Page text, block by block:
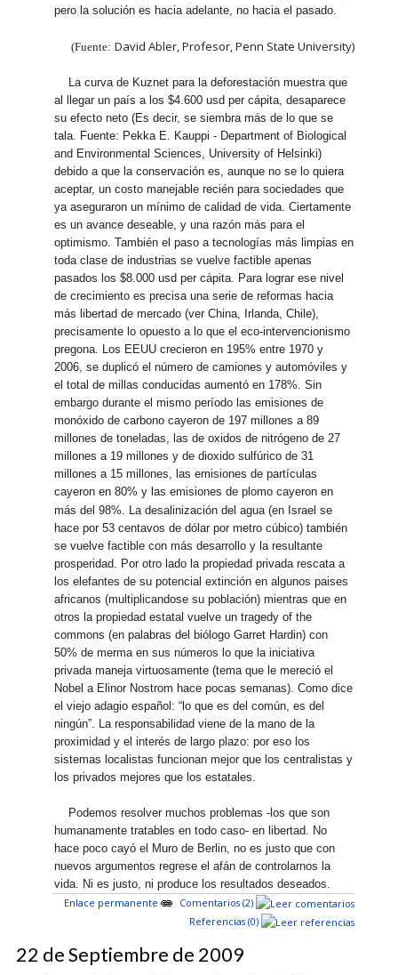
pero la solución es hacia adelante, no hacia el pasado.
(Fuente: David Abler, Profesor, Penn State University)
La curva de Kuznet para la deforestación muestra que
al llegar un país a los $4.600 usd per cápita, desaparece
su efecto neto (Es decir, se siembra más de lo que se
tala. Fuente: Pekka E. Kauppi - Department of Biological
and Environmental Sciences, University of Helsinki)
debido a que la conservación es, aunque no se lo quiera
aceptar, un costo manejable recién para sociedades que
ya aseguraron un mínimo de calidad de vida. Ciertamente
es un avance deseable, y una razón más para el
optimismo. También el paso a tecnologías más limpias en
toda clase de industrias se vuelve factible apenas
pasados los $8.000 usd per cápita. Para lograr ese nivel
de crecimiento es precisa una serie de reformas hacia
más libertad de mercado (ver China, Irlanda, Chile),
precisamente lo opuesto a lo que el eco-intervencionismo
pregona. Los EEUU crecieron en 195% entre 1970 y
2006, se duplicó el número de camiones y automóviles y
el total de millas conducidas aumentó en 178%. Sin
embargo durante el mismo período las emisiones de
monóxido de carbono cayeron de 197 millones a 89
millones de toneladas, las de oxidos de nitrógeno de 27
millones a 19 millones y de dioxido sulfúrico de 31
millones a 15 millones, las emisiones de partículas
cayeron en 80% y las emisiones de plomo cayeron en
más del 98%.
La desalinización del agua (en Israel se
hace por 53 centavos de dólar por metro cúbico) también
se vuelve factible con más desarrollo y la resultante
prosperidad. Por otro lado la propiedad privada rescata a
los elefantes de su potencial extinción en algunos paises
africanos (multiplicandose su población) mientras que en
otros la propiedad estatal vuelve un tragedy of the
commons (en palabras del biólogo Garret Hardin) con
50% de merma en sus números lo que la iniciativa
privada maneja virtuosamente (tema que le mereció el
Nobel a Elinor Nostrom hace pocas semanas). Como dice
el viejo adagio español: “lo que es del común, es del
ningún”. La responsabilidad viene de la mano de la
proximidad y el interés de largo plazo: por eso los
sistemas localistas funcionan mejor que los centralistas y
los privados mejores que los estatales.
Podemos resolver muchos problemas -los que son
humanamente tratables en todo caso- en libertad. No
hace poco cayó el Muro de Berlin, no es justo que con
nuevos argumentos regrese el afán de controlarnos la
vida. Ni es justo, ni produce los resultados deseados.
Enlace permanente
Comentarios (2)
Referencias (0)
22 de Septiembre de 2009